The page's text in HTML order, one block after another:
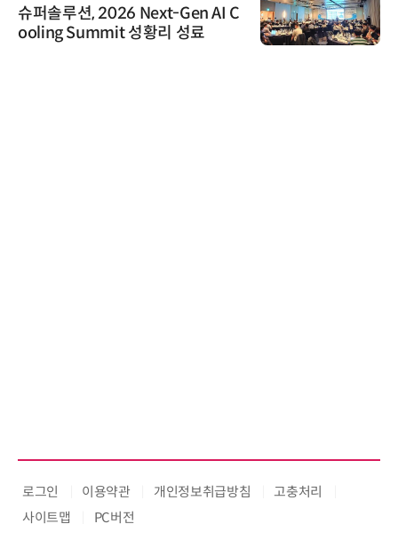
Gen AI C
리 성료
시놀로지, SK네트웍
상 보안 카메라 국내
트너십 체결
로그인 이용약관 개인정보취급방침
고충처리
사이트맵
PC버전